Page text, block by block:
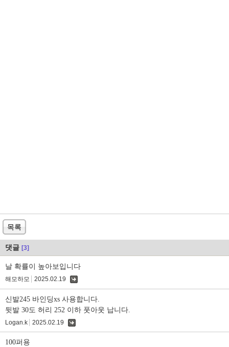
목록
댓글 [3]
날 확률이 높아보입니다
해모하모 2025.02.19
신발245 바인딩xs 사용합니다.
뒷발 30도 허리 252 이하 풋아웃 납니다.
Logan.k 2025.02.19
100퍼용